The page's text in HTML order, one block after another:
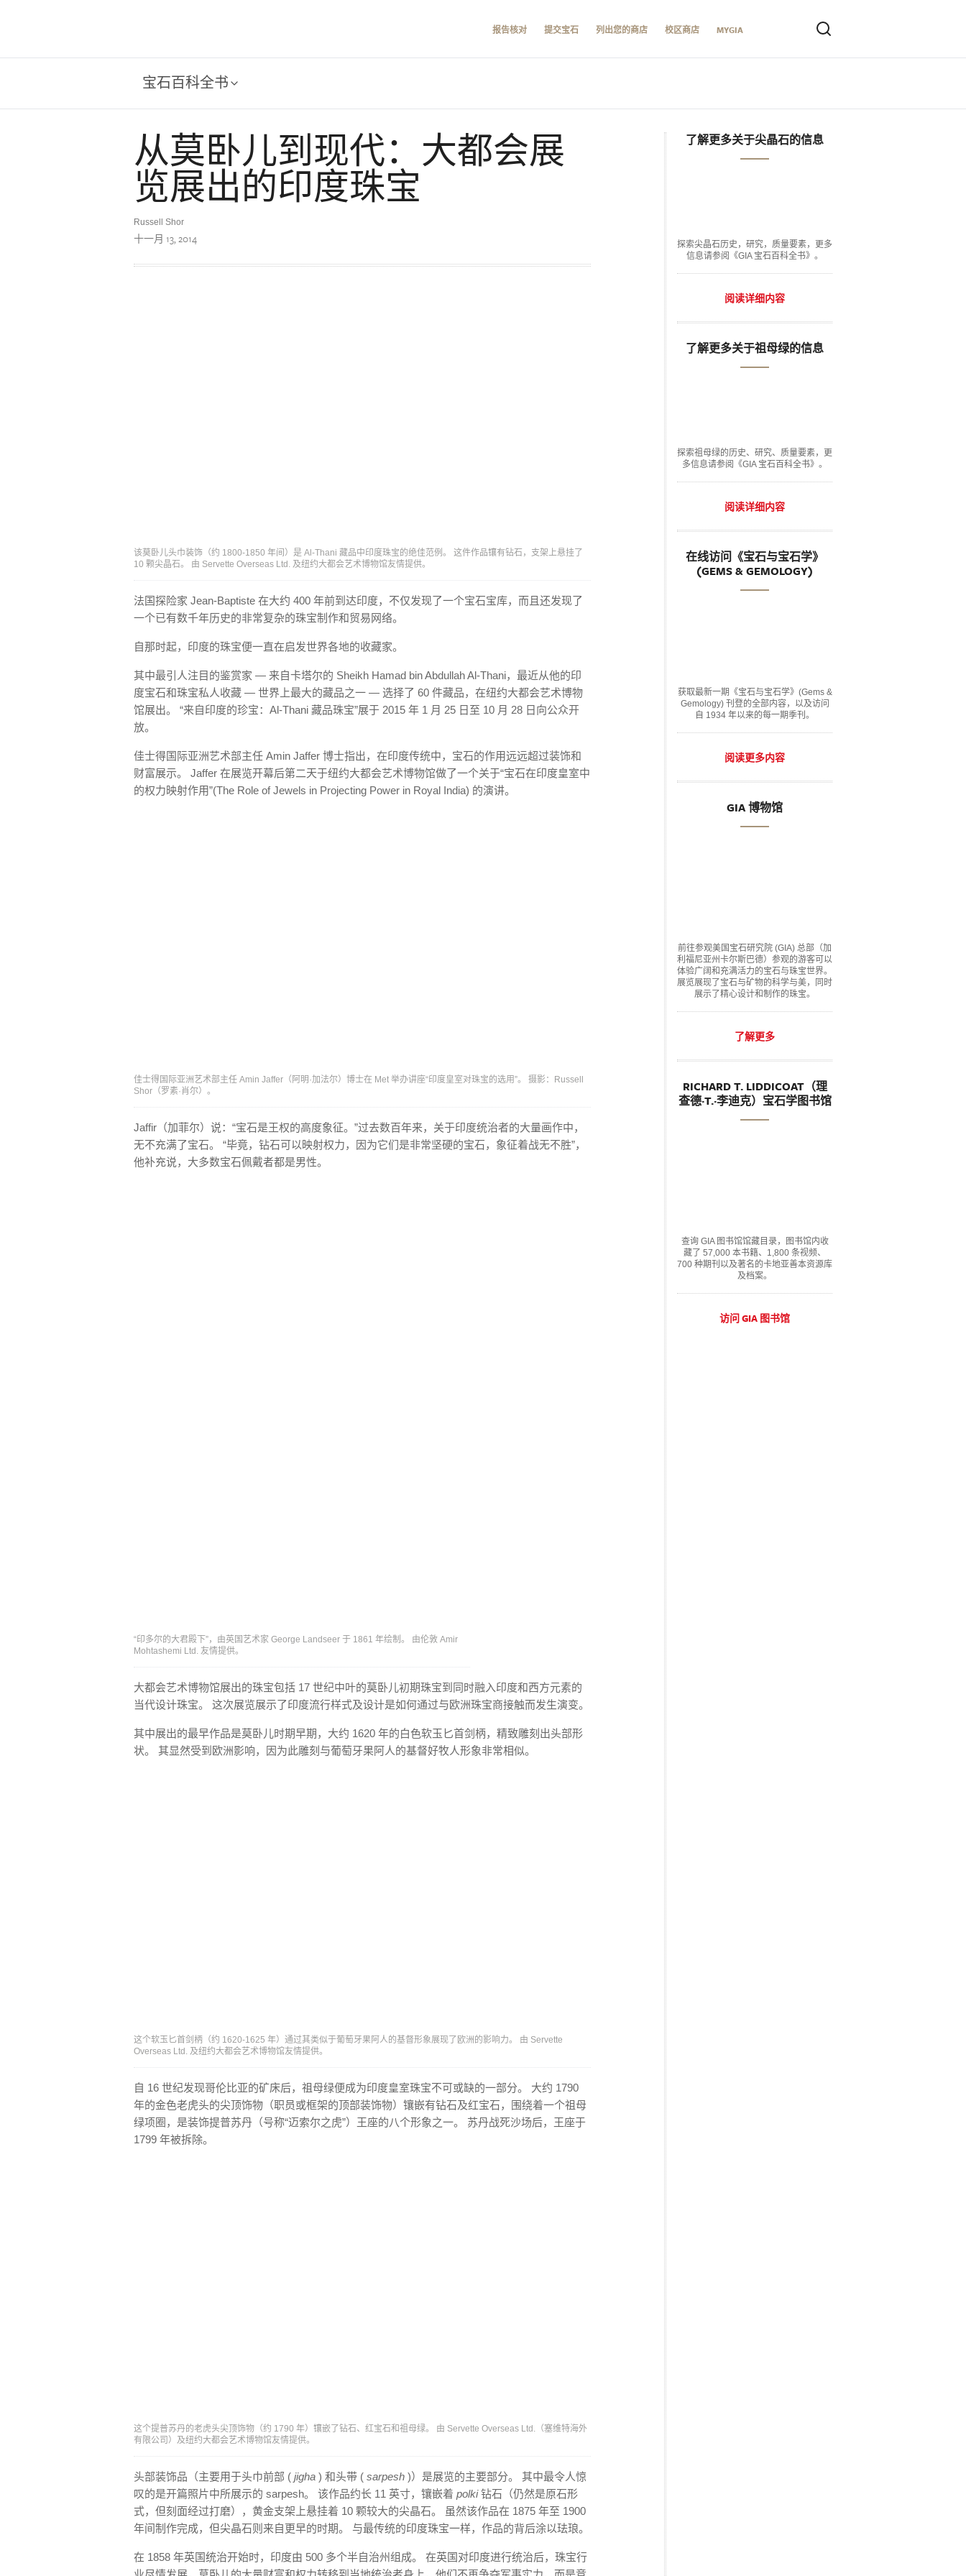
报告核对 提交宝石 列出您的商店 校区商店 MYGIA
宝石百科全书
从莫卧儿到现代：大都会展
览展出的印度珠宝
Russell Shor
十一月 13, 2014
该莫卧儿头巾装饰（约 1800-1850 年间）是 Al-Thani 藏品中印度珠宝的绝佳范例。 这件作品镶有钻石，支架上悬挂了
10 颗尖晶石。 由 Servette Overseas Ltd. 及纽约大都会艺术博物馆友情提供。
法国探险家 Jean-Baptiste 在大约 400 年前到达印度，不仅发现了一个宝石宝库，而且还发现了
一个已有数千年历史的非常复杂的珠宝制作和贸易网络。
自那时起，印度的珠宝便一直在启发世界各地的收藏家。
其中最引人注目的鉴赏家 — 来自卡塔尔的 Sheikh Hamad bin Abdullah Al-Thani，最近从他的印
度宝石和珠宝私人收藏 — 世界上最大的藏品之一 — 选择了 60 件藏品，在纽约大都会艺术博物
馆展出。 “来自印度的珍宝：Al-Thani 藏品珠宝”展于 2015 年 1 月 25 日至 10 月 28 日向公众开
放。
佳士得国际亚洲艺术部主任 Amin Jaffer 博士指出，在印度传统中，宝石的作用远远超过装饰和
财富展示。 Jaffer 在展览开幕后第二天于纽约大都会艺术博物馆做了一个关于“宝石在印度皇室中
的权力映射作用”(The Role of Jewels in Projecting Power in Royal India) 的演讲。
佳士得国际亚洲艺术部主任 Amin Jaffer（阿明·加法尔）博士在 Met 举办讲座“印度皇室对珠宝的选用”。 摄影：Russell
Shor（罗素·肖尔）。
Jaffir（加菲尔）说：“宝石是王权的高度象征。”过去数百年来，关于印度统治者的大量画作中，
无不充满了宝石。 “毕竟，钻石可以映射权力，因为它们是非常坚硬的宝石，象征着战无不胜”，
他补充说，大多数宝石佩戴者都是男性。
“印多尔的大君殿下”，由英国艺术家 George Landseer 于 1861 年绘制。 由伦敦 Amir
Mohtashemi Ltd. 友情提供。
大都会艺术博物馆展出的珠宝包括 17 世纪中叶的莫卧儿初期珠宝到同时融入印度和西方元素的
当代设计珠宝。 这次展览展示了印度流行样式及设计是如何通过与欧洲珠宝商接触而发生演变。
其中展出的最早作品是莫卧儿时期早期，大约 1620​​ 年的白色软玉匕首剑柄，精致雕刻出头部形
状。 其显然受到欧洲影响，因为此雕刻与葡萄牙果阿人的基督好牧人形象非常相似。
这个软玉匕首剑柄（约 1620-1625 年）通过其类似于葡萄牙果阿人的基督形象展现了欧洲的影响力。 由 Servette
Overseas Ltd. 及纽约大都会艺术博物馆友情提供。
自 16 世纪发现哥伦比亚的矿床后，祖母绿便成为印度皇室珠宝不可或缺的一部分。 大约 1790
年的金色老虎头的尖顶饰物（职员或框架的顶部装饰物）镶嵌有钻石及红宝石，围绕着一个祖母
绿项圈，是装饰提普苏丹（号称“迈索尔之虎”）王座的八个形象之一。 苏丹战死沙场后，王座于
1799 年被拆除。
这个提普苏丹的老虎头尖顶饰物（约 1790 年）镶嵌了钻石、红宝石和祖母绿。 由 Servette Overseas Ltd.（塞维特海外
有限公司）及纽约大都会艺术博物馆友情提供。
头部装饰品（主要用于头巾前部 ( jigha ) 和头带 ( sarpesh )）是展览的主要部分。 其中最令人惊
叹的是开篇照片中所展示的 sarpesh。 该作品约长 11 英寸，镶嵌着 polki钻石（仍然是原石形
式，但刻面经过打磨），黄金支架上悬挂着 10 颗较大的尖晶石。 虽然该作品在 1875 年至 1900
年间制作完成，但尖晶石则来自更早的时期。 与最传统的印度珠宝一样，作品的背后涂以珐琅。
在 1858 年英国统治开始时，印度由 500 多个半自治州组成。 在英国对印度进行统治后，珠宝行
了解更多关于尖晶石的信息
探索尖晶石历史，研究，质量要素，更多
信息请参阅《GIA 宝石百科全书》。
阅读详细内容
了解更多关于祖母绿的信息
探索祖母绿的历史、研究、质量要素，更
多信息请参阅《GIA 宝石百科全书》。
阅读详细内容
在线访问《宝石与宝石学》
(GEMS & GEMOLOGY)
获取最新一期《宝石与宝石学》(Gems &
Gemology) 刊登的全部内容，以及访问
自 1934 年以来的每一期季刊。
阅读更多内容
GIA 博物馆
前往参观美国宝石研究院 (GIA) 总部（加
利福尼亚州卡尔斯巴德）参观的游客可以
体验广阔和充满活力的宝石与珠宝世界。
展览展现了宝石与矿物的科学与美，同时
展示了精心设计和制作的珠宝。
了解更多
RICHARD T. LIDDICOAT（理
查德·T.·李迪克）宝石学图书馆
查询 GIA 图书馆馆藏目录，图书馆内收
藏了 57,000 本书籍、1,800 条视频、
700 种期刊以及著名的卡地亚善本资源库
及档案。
访问 GIA 图书馆